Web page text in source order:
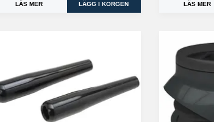
LÄS MER LÄS MER